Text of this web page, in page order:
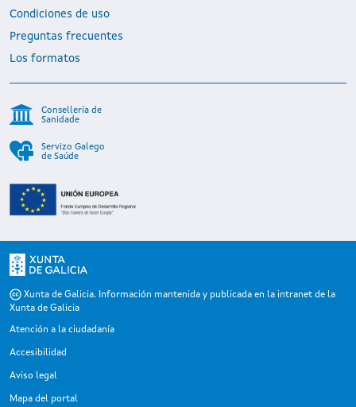
Condiciones de uso
Preguntas frecuentes
Los formatos
Consellería de
Sanidade
Servizo Galego
de Saúde
Xunta de Galicia. Información mantenida y publicada en la intranet de la
Xunta de Galicia
Atención a la ciudadanía
Accesibilidad
Aviso legal
Mapa del portal